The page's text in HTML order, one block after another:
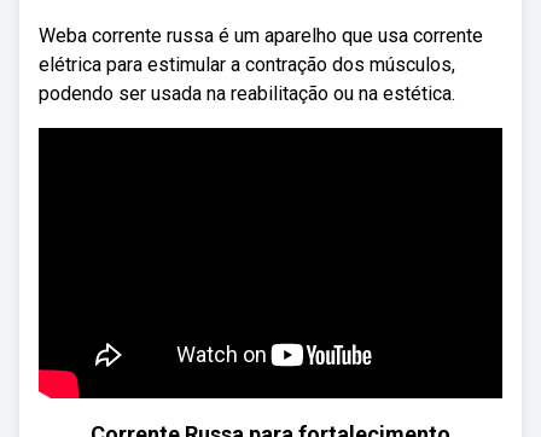
Weba corrente russa é um aparelho que usa corrente
elétrica para estimular a contração dos músculos,
podendo ser usada na reabilitação ou na estética.